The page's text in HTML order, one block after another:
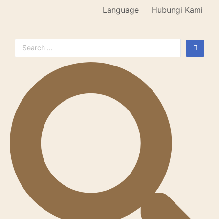
Language Hubungi Kami